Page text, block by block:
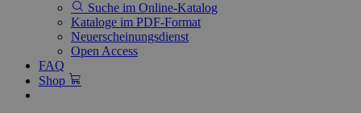
Suche im Online-Katalog
Kataloge im PDF-Format
Neuerscheinungsdienst
Open Access
FAQ
Shop